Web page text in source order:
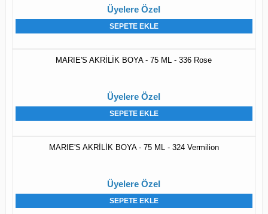
Üyelere Özel
SEPETE EKLE
MARIE'S AKRİLİK BOYA - 75 ML - 336 Rose
Üyelere Özel
SEPETE EKLE
MARIE'S AKRİLİK BOYA - 75 ML - 324 Vermilion
Üyelere Özel
SEPETE EKLE